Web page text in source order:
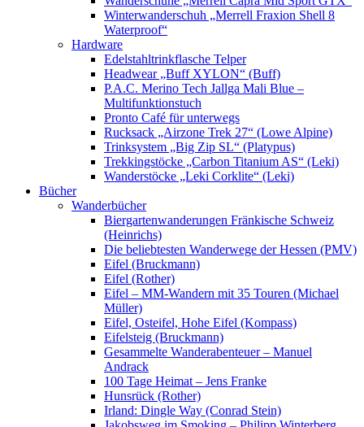
Winterwanderschuh „Merrell Fraxion Shell 8
Waterproof“
Hardware
Edelstahltrinkflasche Telper
Headwear „Buff XYLON“ (Buff)
P.A.C. Merino Tech Jallga Mali Blue –
Multifunktionstuch
Pronto Café für unterwegs
Rucksack „Airzone Trek 27“ (Lowe Alpine)
Trinksystem „Big Zip SL“ (Platypus)
Trekkingstöcke „Carbon Titanium AS“ (Leki)
Wanderstöcke „Leki Corklite“ (Leki)
Bücher
Wanderbücher
Biergartenwanderungen Fränkische Schweiz
(Heinrichs)
Die beliebtesten Wanderwege der Hessen (PMV)
Eifel (Bruckmann)
Eifel (Rother)
Eifel – MM-Wandern mit 35 Touren (Michael
Müller)
Eifel, Osteifel, Hohe Eifel (Kompass)
Eifelsteig (Bruckmann)
Gesammelte Wanderabenteuer – Manuel
Andrack
100 Tage Heimat – Jens Franke
Hunsrück (Rother)
Irland: Dingle Way (Conrad Stein)